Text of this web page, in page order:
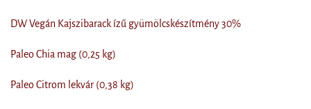
DW Vegán Kajszibarack ízű gyümölcskészítmény 30%
Paleo Chia mag (0,25 kg)
Paleo Citrom lekvár (0,38 kg)